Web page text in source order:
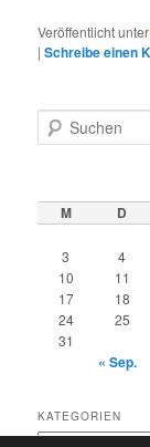
Veröffentlicht unter
|Schreibe einen
u
e
n
M D
3
4
10
11
17
18
24
25
31
« Sep.
KATEGORIEN
Kategorien